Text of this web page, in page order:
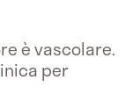
è vascolare.
per